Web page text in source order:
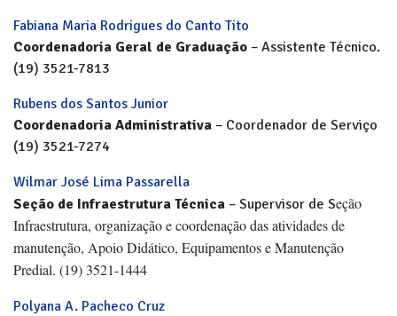
Fabiana Maria Rodrigues do Canto Tito
Coordenadoria Geral de Graduação – Assistente Técnico.
(19) 3521-7813
Rubens dos Santos Junior
Coordenadoria Administrativa – Coordenador de Serviço
(19) 3521-7274
Wilmar José Lima Passarella
Seção de Infraestrutura Técnica – Supervisor de Seção
Infraestrutura, organização e coordenação das atividades de
manutenção, Apoio Didático, Equipamentos e Manutenção
Predial. (19) 3521-1444
Polyana A. Pacheco Cruz